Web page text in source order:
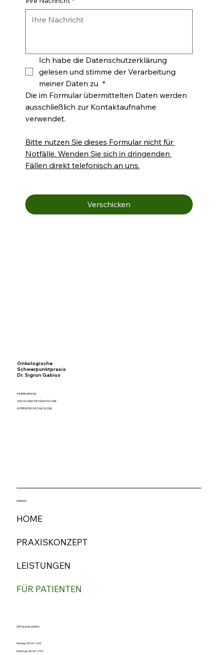
Ich habe die Datenschutzerklärung
gelesen und stimme der Verarbeitung
meiner Daten zu *
Die im Formular übermittelten Daten werden
ausschließlich zur Kontaktaufnahme
verwendet.
Bitte nutzen Sie dieses Formular nicht für
Notfälle. Wenden Sie sich in dringenden
Fällen direkt telefonisch an uns.
Verschicken
INNERE MEDIZIN
Onkologische
Schwerpunktpraxis
Dr. Sigrun Gabius
ONKOLOGISCHE HÄMATOLOGIE
INTERNISTISCHE ONKOLOGIE
SITEMAP
HOME
PRAXISKONZEPT
LEISTUNGEN
FÜR PATIENTEN
ÖFFNUNGSZEITEN
Montag: 08:00–13:00
Dienstag: 08:00–17:00